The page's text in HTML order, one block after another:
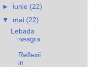
► iunie (22)
▼ mai (22)
Lebada
neagra
Reflexii
in